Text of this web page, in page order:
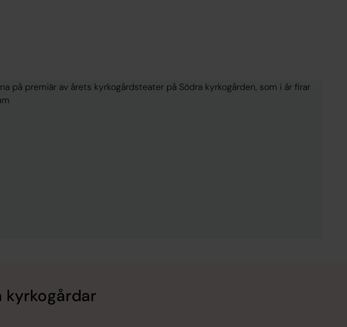
på premiär av årets kyrkogårdsteater på Södra kyrkogården, som i år firar
kyrkogårdar